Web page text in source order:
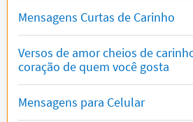
Mensagens Curtas de Carinho
Versos de amor cheios de
coração de quem você gosta
Mensagens para Celular